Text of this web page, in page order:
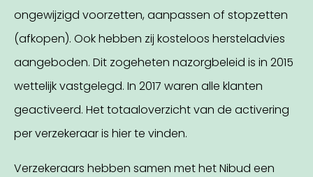
ongewijzigd voorzetten, aanpassen of stopzetten
(afkopen). Ook hebben zij kosteloos hersteladvies
aangeboden. Dit zogeheten nazorgbeleid is in 2015
wettelijk vastgelegd. In 2017 waren alle klanten
geactiveerd. Het totaaloverzicht van de activering
per verzekeraar is hier te vinden.
Verzekeraars hebben samen met het Nibud een